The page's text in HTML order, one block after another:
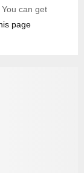
can get
page